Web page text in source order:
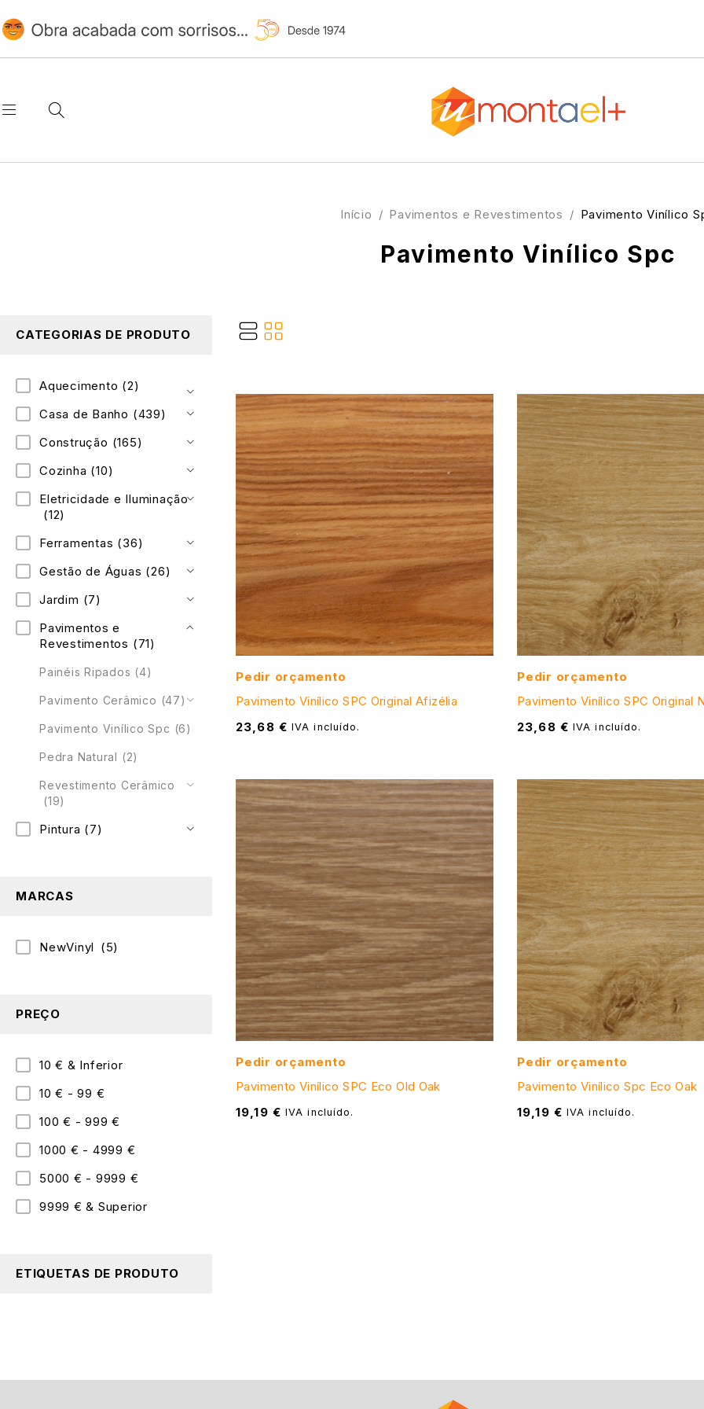
Pavimento Vinílico Spc
Início / Pavimentos e Revestimentos / Pavimento Vinílico
CATEGORIAS DE PRODUTO
Aquecimento (2)
Casa de Banho (439)
Construção (165)
Cozinha (10)
Eletricidade e Iluminação
(12)
Ferramentas (36)
Gestão de Águas (26)
Jardim (7)
Pavimentos e
Revestimentos (71)
Painéis Ripados (4)
Pavimento Cerâmico (47)
Pavimento Vinílico Spc (6)
Pedra Natural (2)
Revestimento Cerâmico
(19)
Pintura (7)
MARCAS
NewVinyl (5)
PREÇO
10 € & Inferior
10 € - 99 €
100 € - 999 €
1000 € - 4999 €
5000 € - 9999 €
9999 € & Superior
ETIQUETAS DE PRODUTO
Pedir orçamento
Pavimento Vinílico SPC Original Afizélia
23,68 € IVA incluído.
Pedir orçamento
Pavimento Vinílico SPC Original
23,68 € IVA incluído.
Pedir orçamento
Pavimento Vinílico SPC Eco Old Oak
19,19 € IVA incluído.
Pedir orçamento
Pavimento Vinílico Spc Eco Oak
19,19 € IVA incluído.